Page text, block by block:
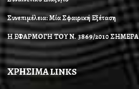
Συνεπιμέλεια: Μία Σφαιρική Εξέταση
Η ΕΦΑΡΜΟΓΗ ΤΟΥ Ν. 3869/2010 ΣΗΜΕΡΑ
ΧΡΗΣΙΜΑ LINKS